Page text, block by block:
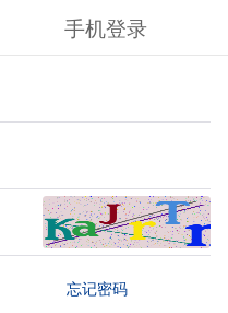
手机登录
忘记密码